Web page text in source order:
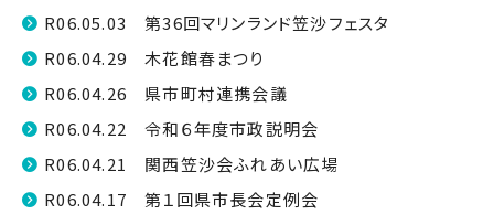
R06.05.03 第36回マリンランド笠沙フェスタ
R06.04.29 木花館春まつり
R06.04.26 県市町村連携会議
R06.04.22 令和６年度市政説明会
R06.04.21 関西笠沙会ふれあい広場
R06.04.17 第１回県市長会定例会